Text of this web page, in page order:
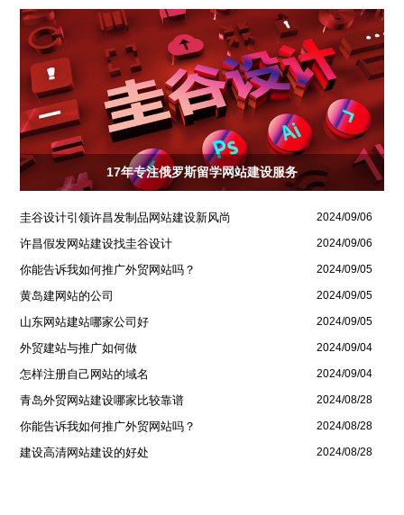
17年专注俄罗斯留学网站建设服务
圭谷设计引领许昌发制品网站建设新风尚 2024/09/06
许昌假发网站建设找圭谷设计 2024/09/06
你能告诉我如何推广外贸网站吗？ 2024/09/05
黄岛建网站的公司 2024/09/05
山东网站建站哪家公司好 2024/09/05
外贸建站与推广如何做 2024/09/04
怎样注册自己网站的域名 2024/09/04
青岛外贸网站建设哪家比较靠谱 2024/08/28
你能告诉我如何推广外贸网站吗？ 2024/08/28
建设高清网站建设的好处 2024/08/28